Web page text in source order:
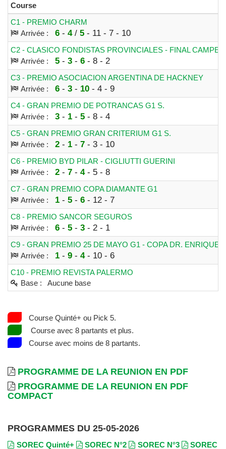
Course
C1 - PREMIO CHARM
Arrivée :
6- 4/ 5- 11 - 7 - 10
C2 - CLASICO FONDISTAS PROVINCIALES - FINAL
Arrivée :
5- 3- 6- 8 - 2
C3 - PREMIO ASOCIACION ARGENTINA DE HACKNEY
Arrivée :
6- 3- 10- 4 - 9
C4 - GRAN PREMIO DE POTRANCAS G1 S.
Arrivée :
3- 1- 5- 8 - 4
C5 - GRAN PREMIO GRAN CRITERIUM G1 S.
Arrivée :
2- 1- 7- 3 - 10
C6 - PREMIO BYD PILAR - CIGLIUTTI GUERINI
Arrivée :
2- 7- 4- 5 - 8
C7 - GRAN PREMIO COPA DIAMANTE G1
Arrivée :
1- 5- 6- 12 - 7
C8 - PREMIO SANCOR SEGUROS
Arrivée :
6- 5- 3- 2 - 1
C9 - GRAN PREMIO 25 DE MAYO G1 - COPA DR. ENRIQUE
Arrivée :
1- 9- 4- 10 - 6
C10 - PREMIO REVISTA PALERMO
Base : Aucune base
Course Quinté+ ou Pick 5.
Course avec 8 partants et plus.
Course avec moins de 8 partants.
PROGRAMME DE LA REUNION EN PDF
PROGRAMME DE LA REUNION EN PDF
COMPACT
PROGRAMMES DU 25-05-2026
SOREC Quinté+ SOREC N°2 SOREC N°3 SOREC